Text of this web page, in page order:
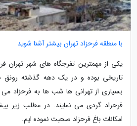
با منطقه فرحزاد تهران بیشتر آشنا شوید
یکی از مهمترین تفرجگاه های شهر تهران
تاریخی بوده و در یک دهه گذشته رونق
بسیاری از تهرانی ها شب ها به فرحزاد
فرحزاد گردی می نمایند. در مطلب
امکانات باغ فرحزاد صحبت نموده ایم.